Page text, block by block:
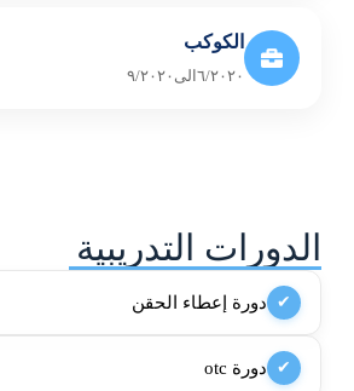
الكوكب
٦/٢٠٢٠الى٩/٢٠٢٠
الدورات التدريبية
✔ دورة إعطاء الحقن
✔ دورة otc